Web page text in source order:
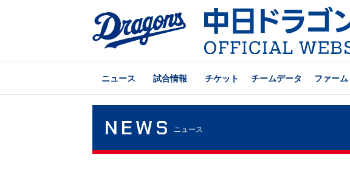
ニュース 試合情報 チケット チームデータ ファーム
NEWS ニュース